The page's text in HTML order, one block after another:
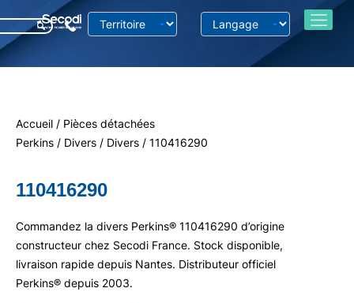
Accueil / Pièces détachées
Perkins / Divers / Divers / 110416290
110416290
Commandez la divers Perkins® 110416290 d’origine
constructeur chez Secodi France. Stock disponible,
livraison rapide depuis Nantes. Distributeur officiel
Perkins® depuis 2003.